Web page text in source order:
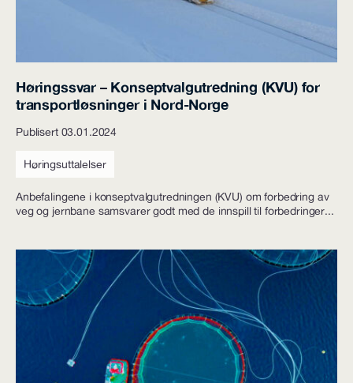
Høringssvar – Konseptvalgutredning (KVU) for
transportløsninger i Nord-Norge
Publisert 03.01.2024
Høringsuttalelser
Anbefalingene i konseptvalgutredningen (KVU) om forbedring av
veg og jernbane samsvarer godt med de innspill til forbedringer...